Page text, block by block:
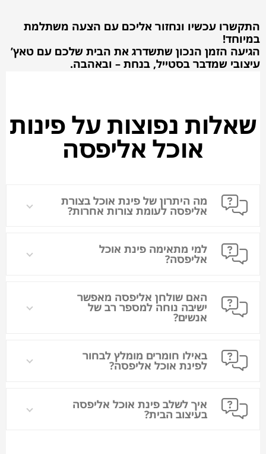
התקשרו עכשיו ונחזור אליכם עם הצעה משתלמת
במיוחד!
הגיעה הזמן הנכון שתשדרג את הבית שלכם עם טאץ’
עיצובי שמדבר בסטייל, בנחת – ובאהבה.
שאלות נפוצות על פינות
אוכל אליפסה
מה היתרון של פינת אוכל בצורת
אליפסה לעומת צורות אחרות?
למי מתאימה פינת אוכל
אליפסה?
האם שולחן אליפסה מאפשר
ישיבה נוחה למספר רב של
אנשים?
באילו חומרים מומלץ לבחור
לפינת אוכל אליפסה?
איך לשלב פינת אוכל אליפסה
בעיצוב הבית?